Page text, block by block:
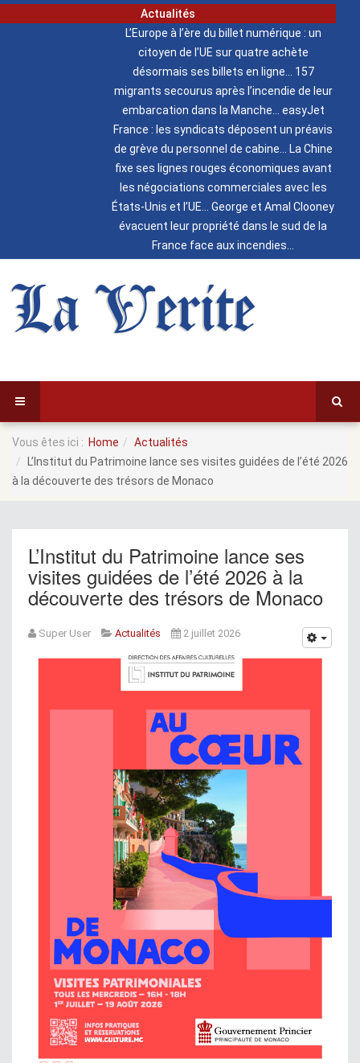
Actualités
L’Europe à l’ère du billet numérique : un
citoyen de l’UE sur quatre achète
désormais ses billets en ligne
157
migrants secourus après l’incendie de leur
embarcation dans la Manche
easyJet
France : les syndicats déposent un préavis
de grève du personnel de cabine
La Chine
fixe ses lignes rouges économiques avant
les négociations commerciales avec les
États-Unis et l’UE
George et Amal Clooney
évacuent leur propriété dans le sud de la
France face aux incendies
La Verite
Vous êtes ici : Home
Actualités
L’Institut du Patrimoine lance ses visites guidées de l’été 2026
à la découverte des trésors de Monaco
L’Institut du Patrimoine lance ses
visites guidées de l’été 2026 à la
découverte des trésors de Monaco
Super User Actualités 2 juillet 2026